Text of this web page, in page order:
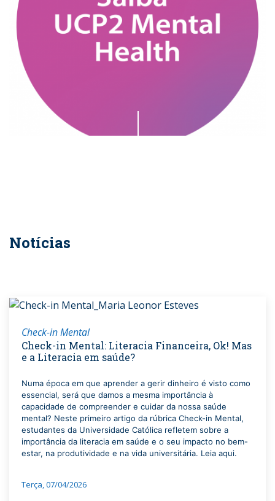
Notícias
Check-in Mental
Check-in Mental: Literacia Financeira, Ok! Mas
e a Literacia em saúde?
Numa época em que aprender a gerir dinheiro é visto como
essencial, será que damos a mesma importância à
capacidade de compreender e cuidar da nossa saúde
mental? Neste primeiro artigo da rúbrica Check-in Mental,
estudantes da Universidade Católica refletem sobre a
importância da literacia em saúde e o seu impacto no bem-
estar, na produtividade e na vida universitária. Leia aqui.
Terça, 07/04/2026